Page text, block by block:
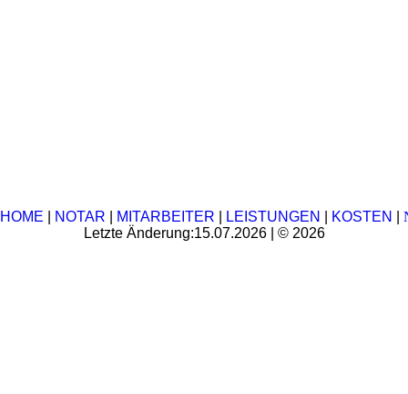
HOME NOTAR MITARBEITER LEISTUNGEN KOSTEN
Letzte Änderung:15.07.2026 | © 2026